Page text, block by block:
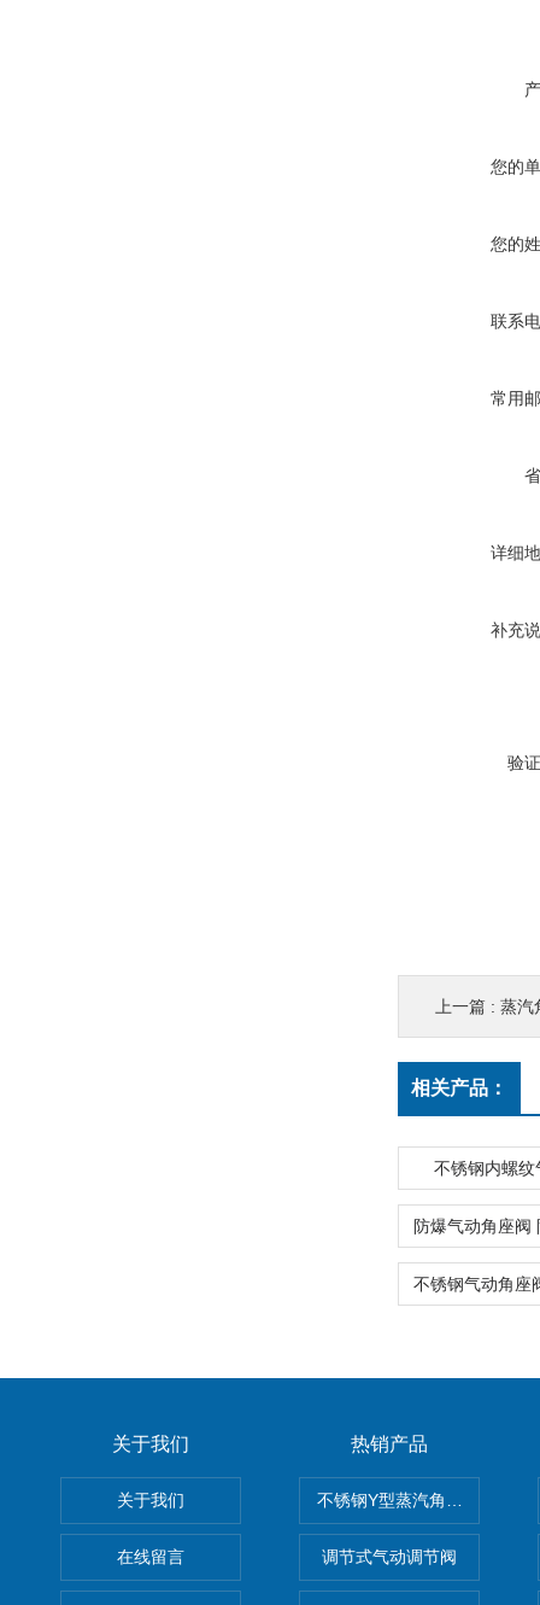
您的
您的
联系
常用
详细
补充
验
上一篇 : 蒸汽
相关产品：
不锈钢内螺纹
关于我们
关于我们
在线留言
热销产品
不锈钢Y型蒸汽角座阀
调节式气动调节阀